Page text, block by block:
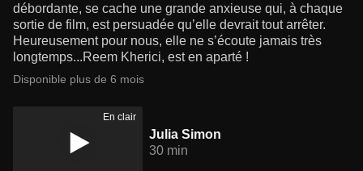
débordante, se cache une grande anxieuse qui, à chaque
sortie de film, est persuadée qu’elle devrait tout arrêter.
Heureusement pour nous, elle ne s’écoute jamais très
longtemps...Reem Kherici, est en aparté !
Disponible plus de 6 mois
En clair
Julia Simon
30 min